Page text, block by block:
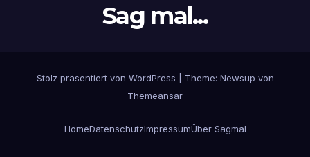
Sag mal...
Stolz präsentiert von WordPress
Theme: Newsup von
Themeansar
HomeDatenschutzImpressumÜber Sagmal